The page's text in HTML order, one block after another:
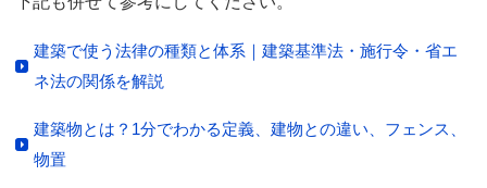
建築で使う法律の種類と体系｜建築基準法・施行令・省エ
ネ法の関係を解説
建築物とは？1分でわかる定義、建物との違い、フェンス、
物置